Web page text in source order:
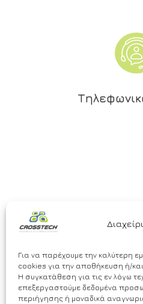
Για να παρέχουμε την καλύτερη
cookies για την αποθήκευση ή/
Η συγκατάθεση για τις εν λόγω
επεξεργαστούμε δεδομένα
περιήγησης ή μοναδικά